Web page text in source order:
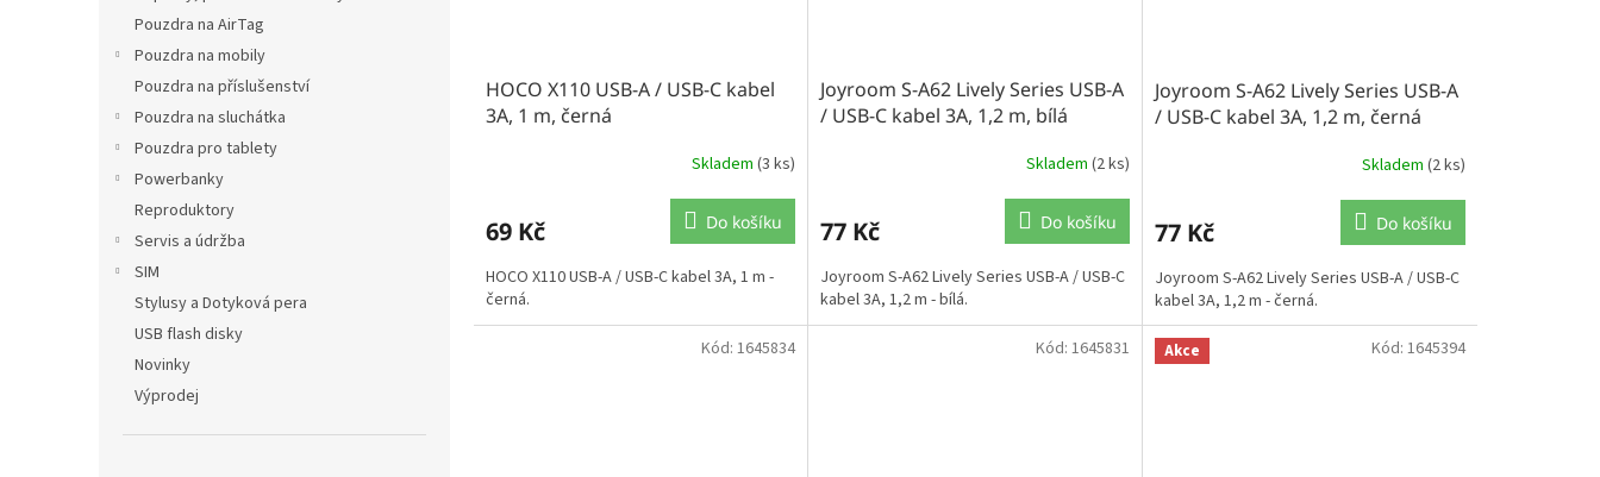
Pouzdra na AirTag
Pouzdra na mobily
Pouzdra na příslušenství
Pouzdra na sluchátka
Pouzdra pro tablety
Powerbanky
Reproduktory
Servis a údržba
SIM
Stylusy a Dotyková pera
USB flash disky
Novinky
Výprodej
HOCO X110 USB-A / USB-C kabel
3A, 1 m, černá
Skladem (3 ks)
69 Kč Do košíku
HOCO X110 USB-A / USB-C kabel 3A, 1 m -
černá.
Joyroom S-A62 Lively Series USB-A
/ USB-C kabel 3A, 1,2 m, bílá
Skladem (2 ks)
77 Kč Do košíku
Joyroom S-A62 Lively Series USB-A / USB-C
kabel 3A, 1,2 m - bílá.
Joyroom S-A62 Lively Series USB-A
/ USB-C kabel 3A, 1,2 m, černá
Skladem (2 ks)
77 Kč Do košíku
Joyroom S-A62 Lively Series USB-A / USB-C
kabel 3A, 1,2 m - černá.
Kód: 1645834 Kód: 1645831 Akce Kód: 1645394